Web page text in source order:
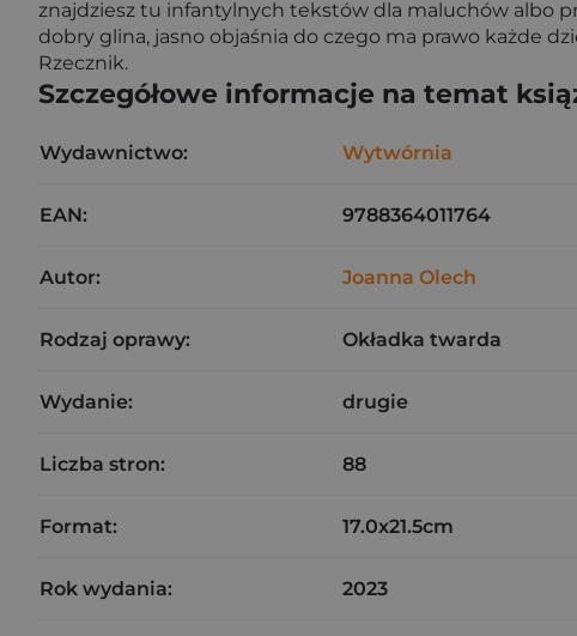
znajdziesz tu infantylnych tekstów dla maluchów albo
dobry glina, jasno objaśnia do czego ma prawo każde
Rzecznik.
Szczegółowe informacje na temat
Wydawnictwo: Wytwórnia
EAN: 9788364011764
Autor: Joanna Olech
Rodzaj oprawy: Okładka twarda
Wydanie: drugie
Liczba stron: 88
Format: 17.0x21.5cm
Rok wydania: 2023